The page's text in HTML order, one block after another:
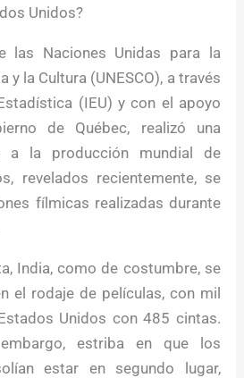
Unidos?
las Naciones Unidas para la
y la Cultura (UNESCO), a través
(IEU) y con el apoyo
de Québec, realizó una
a la producción mundial de
revelados recientemente, se
fílmicas realizadas durante
India, como de costumbre, se
el rodaje de películas, con mil
Unidos con 485 cintas.
estriba en que los
estar en segundo lugar,